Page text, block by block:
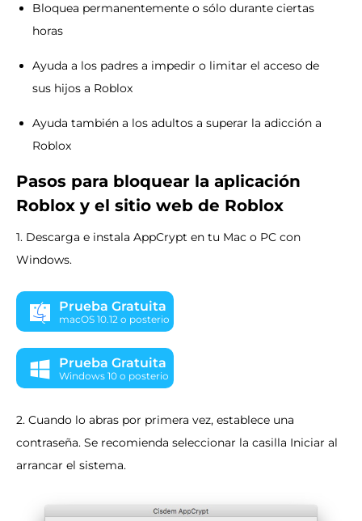
Bloquea permanentemente o sólo durante ciertas
horas
Ayuda a los padres a impedir o limitar el acceso de
sus hijos a Roblox
Ayuda también a los adultos a superar la adicción a
Roblox
Pasos para bloquear la aplicación
Roblox y el sitio web de Roblox
1. Descarga e instala AppCrypt en tu Mac o PC con
Windows.
Prueba Gratuita
macOS 10.12 o posterio
Prueba Gratuita
Windows 10 o posterio
2. Cuando lo abras por primera vez, establece una
contraseña. Se recomienda seleccionar la casilla Iniciar al
arrancar el sistema.